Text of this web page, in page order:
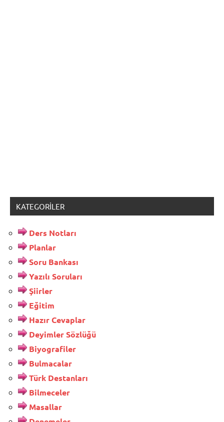
KATEGORILER
Ders Notları
Planlar
Soru Bankası
Yazılı Soruları
Şiirler
Eğitim
Hazır Cevaplar
Deyimler Sözlüğü
Biyografiler
Bulmacalar
Türk Destanları
Bilmeceler
Masallar